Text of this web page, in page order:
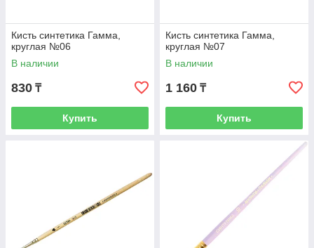
Кисть синтетика Гамма,
круглая №06
В наличии
830 ₸
Купить
Кисть синтетика Гамма,
круглая №07
В наличии
1 160 ₸
Купить